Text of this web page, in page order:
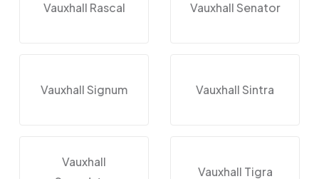
Vauxhall Rascal Vauxhall Senator
Vauxhall Signum Vauxhall Sintra
Vauxhall
Vauxhall Tigra